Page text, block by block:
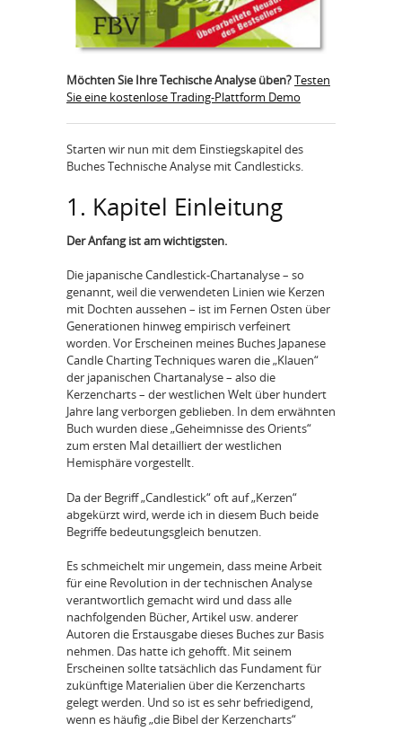
Möchten Sie Ihre Techische Analyse üben?Testen
Sie eine kostenlose Trading-Plattform Demo
Starten wir nun mit dem Einstiegskapitel des
Buches Technische Analyse mit Candlesticks.
1. Kapitel Einleitung
Der Anfang ist am wichtigsten.
Die japanische Candlestick-Chartanalyse – so
genannt, weil die verwendeten Linien wie Kerzen
mit Dochten aussehen – ist im Fernen Osten über
Generationen hinweg empirisch verfeinert
worden. Vor Erscheinen meines Buches Japanese
Candle Charting Techniques waren die „Klauen“
der japanischen Chartanalyse – also die
Kerzencharts – der westlichen Welt über hundert
Jahre lang verborgen geblieben. In dem erwähnten
Buch wurden diese „Geheimnisse des Orients“
zum ersten Mal detailliert der westlichen
Hemisphäre vorgestellt.
Da der Begriff „Candlestick“ oft auf „Kerzen“
abgekürzt wird, werde ich in diesem Buch beide
Begriffe bedeutungsgleich benutzen.
Es schmeichelt mir ungemein, dass meine Arbeit
für eine Revolution in der technischen Analyse
verantwortlich gemacht wird und dass alle
nachfolgenden Bücher, Artikel usw. anderer
Autoren die Erstausgabe dieses Buches zur Basis
nehmen. Das hatte ich gehofft. Mit seinem
Erscheinen sollte tatsächlich das Fundament für
zukünftige Materialien über die Kerzencharts
gelegt werden. Und so ist es sehr befriedigend,
wenn es häufig „die Bibel der Kerzencharts“